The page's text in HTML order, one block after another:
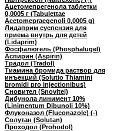
Ацетомепрегенола таблетки
0,0005 г (Tabulettae
Acetomepraegenoli 0,0005 g)
Лидаприм суспензия для
приема внутрь для детей
(Lidaprim)
Фосфалюгель (Phosphalugel)
Аспирин (Aspirin)
Традол (Tradol)
Тиамина бромида раствор для
инъекций (Solutio Thiamini
bromidi pro injectionibus)
Сновител (Snovitel)
Дибунола линимент 10%
(Linimentum Dibunoli 10%)
Флуконазол (Fluconazole) (-)
Солутан (Solutan)
Проходол (Prohodol)